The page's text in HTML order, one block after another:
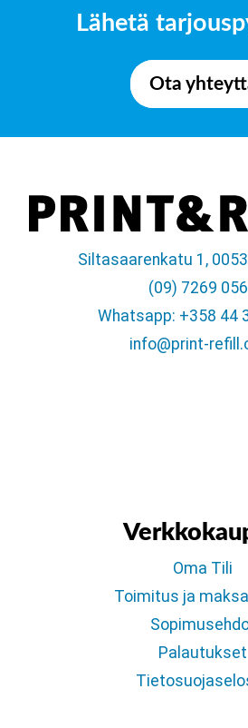
Lähetä
Ota
Siltasaarenkatu 1,
(09) 7269
Whatsapp: +358 44
info@print-
Oma Tili
Toimitus ja
Palautukset